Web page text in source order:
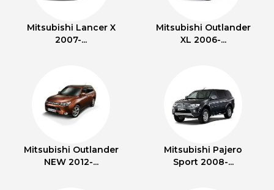
Mitsubishi Lancer X
2007-...
Mitsubishi Outlander
XL 2006-...
Mitsubishi Outlander
NEW 2012-...
Mitsubishi Pajero
Sport 2008-...